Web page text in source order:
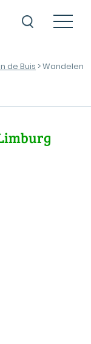
de Buis > Wandelen